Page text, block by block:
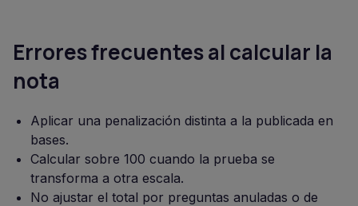
Errores frecuentes al calcular la
nota
Aplicar una penalización distinta a la publicada en
bases.
Calcular sobre 100 cuando la prueba se
transforma a otra escala.
No ajustar el total por preguntas anuladas o de